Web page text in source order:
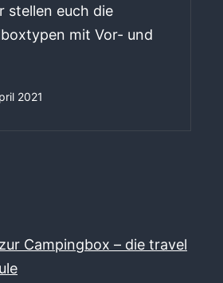
stellen euch die
mit Vor- und
2021
Campingbox – die travel